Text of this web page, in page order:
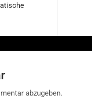
abzugeben.